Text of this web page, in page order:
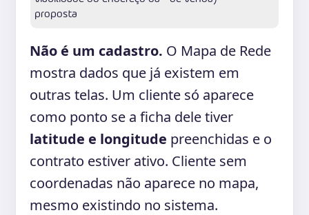
proposta
Não é um cadastro. O Mapa de Rede
mostra dados que já existem em
outras telas. Um cliente só aparece
como ponto se a ficha dele tiver
latitude e longitude preenchidas e o
contrato estiver ativo. Cliente sem
coordenadas não aparece no mapa,
mesmo existindo no sistema.